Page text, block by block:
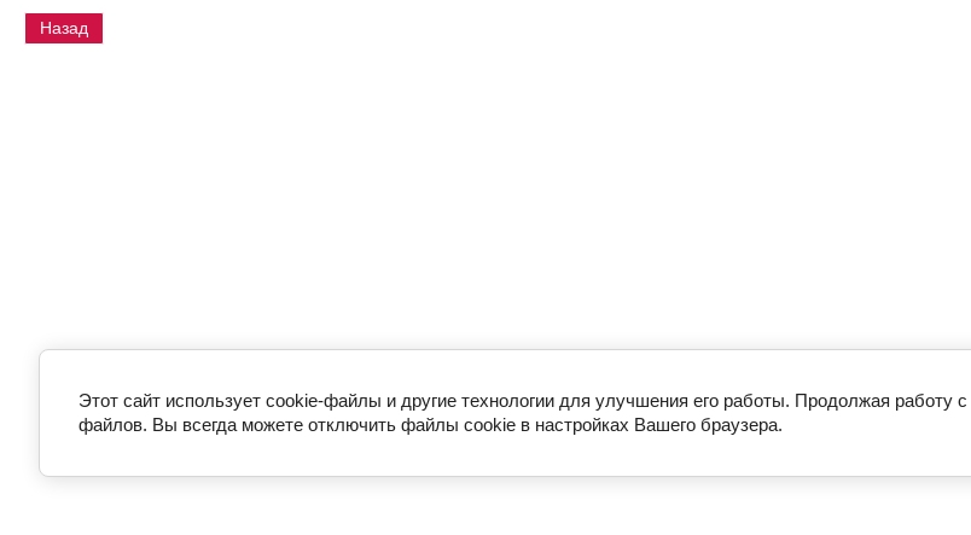
Назад
Этот сайт использует cookie-файлы и другие технологии для улучшения его работы. Продолжая работу
файлов. Вы всегда можете отключить файлы cookie в настройках Вашего браузера.